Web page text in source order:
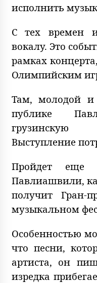
исполнить
С тех времен
вокалу. Это
рамках
Олимпийским
Там, молодой и
публике
Выступление
Пройдет еще
Павлиашвили,
получит Гран-
музыкальном
Особенностью
что песни,
артиста, он
изредка